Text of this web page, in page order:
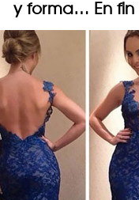
y forma… En fin